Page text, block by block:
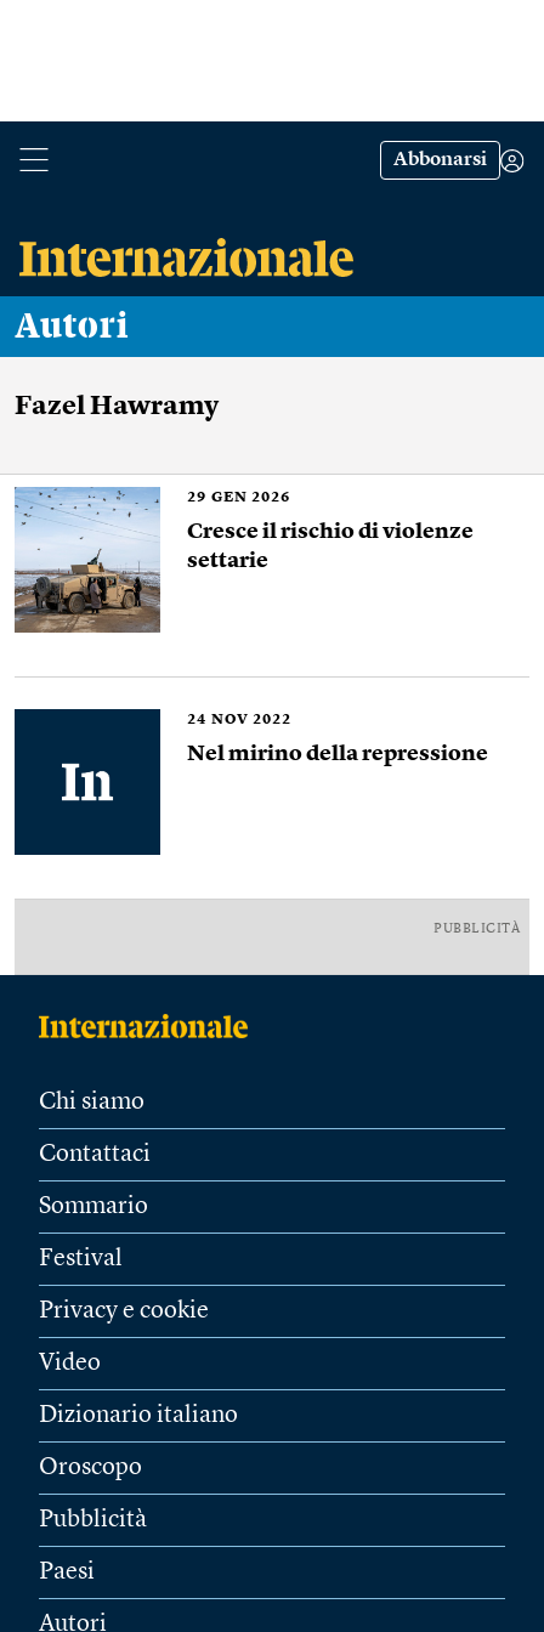
Abbonarsi
Autori
Fazel Hawramy
29 GEN 2026
Cresce il rischio di violenze
settarie
24 NOV 2022
Nel mirino della repressione
PUBBLICITÀ
Chi siamo
Contattaci
Sommario
Festival
Privacy e cookie
Video
Dizionario italiano
Oroscopo
Pubblicità
Paesi
Autori